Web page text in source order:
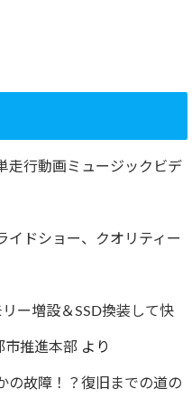
走行動画ミュージックビデ
イドショー、クオリティー
ー増設＆SSD換装して快
推進本部 より
の故障！？復旧までの道の